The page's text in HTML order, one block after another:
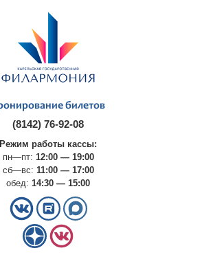
билетов
(8142) 76-92-08
Режим работы кассы:
пн—пт: 12:00 — 19:00
сб—вс: 11:00 — 17:00
обед: 14:30 — 15:00